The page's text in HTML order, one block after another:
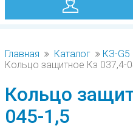
Главная Каталог
КЗ-G5
Кольцо защитное Кз 037,4-
Кольцо
045-1,5